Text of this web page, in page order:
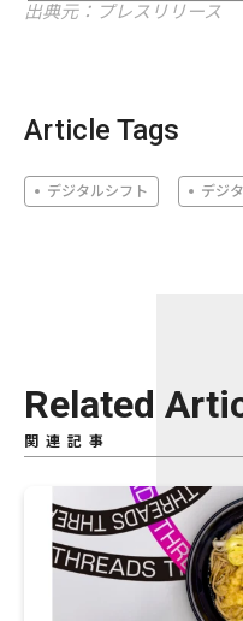
出典元：プレスリリース
Article Tags
デジタルシフト デジ
Related
関連記事